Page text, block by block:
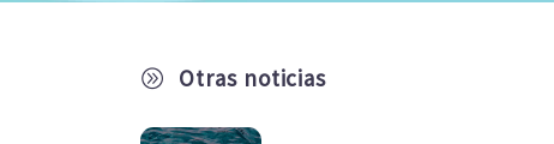
A Otras noticias